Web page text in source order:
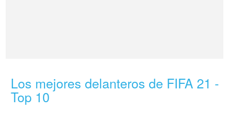
Los mejores delanteros de FIFA 21 -
Top 10